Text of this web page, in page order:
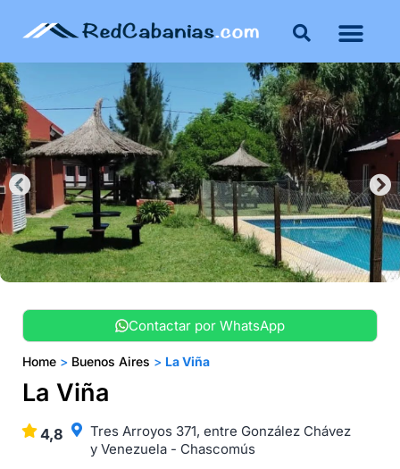
Contactar por WhatsApp
Home > Buenos Aires > La Viña
La Viña
4,8
Tres Arroyos 371, entre González Chávez
y Venezuela - Chascomús